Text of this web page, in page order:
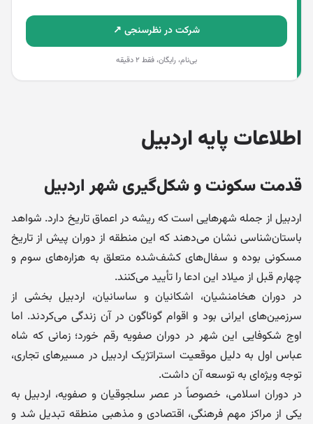
شرکت در نظرسنجی ↗
بی‌نام، رایگان، فقط ۲ دقیقه
اطلاعات پایه اردبیل
قدمت سکونت و شکل‌گیری شهر اردبیل
اردبیل از جمله شهرهایی است که ریشه در اعماق تاریخ دارد. شواهد
باستان‌شناسی نشان می‌دهند که این منطقه از دوران پیش از تاریخ
مسکونی بوده و سفال‌های کشف‌شده متعلق به هزاره‌های سوم و
چهارم قبل از میلاد این ادعا را تأیید می‌کنند.
در دوران هخامنشیان، اشکانیان و ساسانیان، اردبیل بخشی از
سرزمین‌های ایرانی بود و اقوام گوناگون در آن زندگی می‌کردند. اما
اوج شکوفایی این شهر در دوران صفویه رقم خورد؛ زمانی که شاه
عباس اول به دلیل موقعیت استراتژیک اردبیل در مسیرهای تجاری،
توجه ویژه‌ای به توسعه آن داشت.
در دوران اسلامی، خصوصاً در عصر سلجوقیان و صفویه، اردبیل به
یکی از مراکز مهم فرهنگی، اقتصادی و مذهبی منطقه تبدیل شد و